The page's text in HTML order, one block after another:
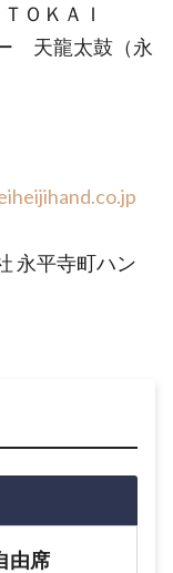
ＯＫＡＩ
太鼓（永
永平寺町ハン
由席